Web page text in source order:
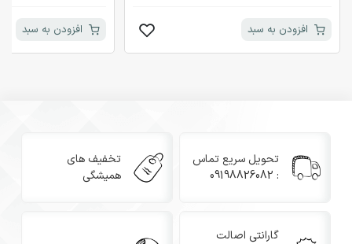
افزودن به سبد افزودن به سبد
تحویل سریع تماس
: 09198826082
تخفیف های
همیشگی
گارانتی اصالت